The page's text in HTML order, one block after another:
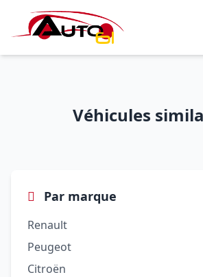
Véhicules
Par marque
Renault
Peugeot
Citroën